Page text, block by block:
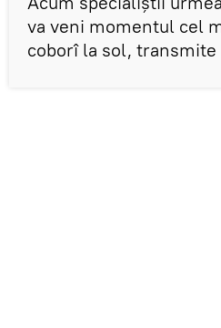
va veni momentul cel
coborî la sol, transmite